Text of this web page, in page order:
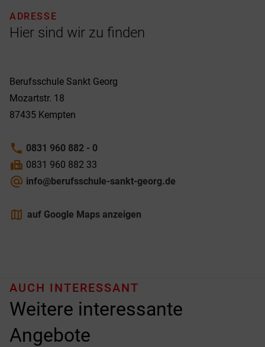
Hier sind wir zu finden
ADRESSE
Berufsschule Sankt Georg
Mozartstr. 18
87435 Kempten
phone 0831 960 882 - 0
fax 0831 960 882 33
alternate_email info@berufsschule-sankt-georg.de
mapsauf Google Maps anzeigen
Weitere interessante
Angebote
AUCH INTERESSANT